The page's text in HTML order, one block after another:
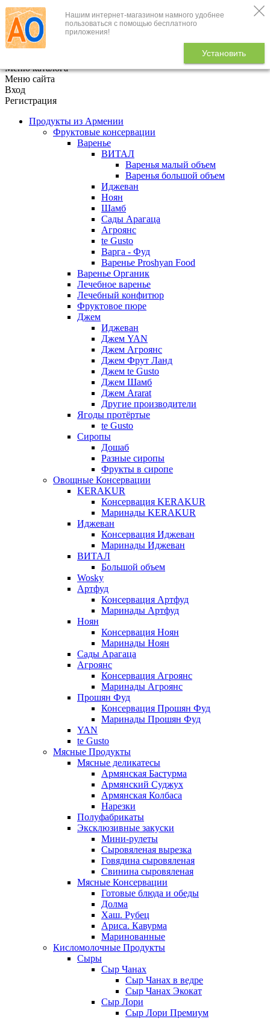
Нашим интернет-магазином намного удобнее
пользоваться с помощью бесплатного
приложения!
Установить
+7 (495) 646-888-1
В корзине
Меню каталога
Меню сайта
Вход
Регистрация
Продукты из Армении
Фруктовые консервации
Варенье
ВИТАЛ
Варенья малый объем
Варенья большой объем
Иджеван
Ноян
Шамб
Сады Арагаца
Агроянс
te Gusto
Варга - Фуд
Варенье Proshyan Food
Варенье Органик
Лечебное варенье
Лечебный конфитюр
Фруктовое пюре
Джем
Иджеван
Джем YAN
Джем Агроянс
Джем Фрут Ланд
Джем te Gusto
Джем Шамб
Джем Ararat
Другие производители
Ягоды протёртые
te Gusto
Сиропы
Дошаб
Разные сиропы
Фрукты в сиропе
Овощные Консервации
KERAKUR
Консервация KERAKUR
Маринады KERAKUR
Иджеван
Консервация Иджеван
Маринады Иджеван
ВИТАЛ
Большой объем
Wosky
Артфуд
Консервация Артфуд
Маринады Артфуд
Ноян
Консервация Ноян
Маринады Ноян
Сады Арагаца
Агроянс
Консервация Агроянс
Маринады Агроянс
Прошян Фуд
Консервация Прошян Фуд
Маринады Прошян Фуд
YAN
te Gusto
Мясные Продукты
Мясные деликатесы
Армянская Бастурма
Армянский Суджух
Армянская Колбаса
Нарезки
Полуфабрикаты
Эксклюзивные закуски
Мини-рулеты
Сыровяленая вырезка
Говядина сыровяленая
Свинина сыровяленая
Мясные Консервации
Готовые блюда и обеды
Долма
Хаш. Рубец
Ариса. Кавурма
Маринованные
Кисломолочные Продукты
Сыры
Сыр Чанах
Сыр Чанах в ведре
Сыр Чанах Экокат
Сыр Лори
Сыр Лори Премиум